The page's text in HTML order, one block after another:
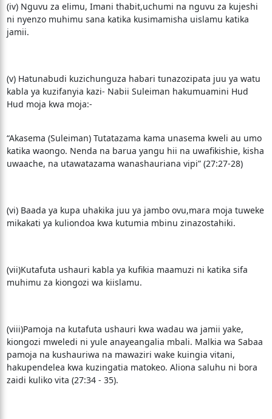
(iv) Nguvu za elimu, Imani thabit,uchumi na nguvu za kujeshi
ni nyenzo muhimu sana katika kusimamisha uislamu katika
jamii.
(v) Hatunabudi kuzichunguza habari tunazozipata juu ya watu
kabla ya kuzifanyia kazi- Nabii Suleiman hakumuamini Hud
Hud moja kwa moja:-
“Akasema (Suleiman) Tutatazama kama unasema kweli au umo
katika waongo. Nenda na barua yangu hii na uwafikishie, kisha
uwaache, na utawatazama wanashauriana vipi” (27:27-28)
(vi) Baada ya kupa uhakika juu ya jambo ovu,mara moja tuweke
mikakati ya kuliondoa kwa kutumia mbinu zinazostahiki.
(vii)Kutafuta ushauri kabla ya kufikia maamuzi ni katika sifa
muhimu za kiongozi wa kiislamu.
(viii)Pamoja na kutafuta ushauri kwa wadau wa jamii yake,
kiongozi mweledi ni yule anayeangalia mbali. Malkia wa Sabaa
pamoja na kushauriwa na mawaziri wake kuingia vitani,
hakupendelea kwa kuzingatia matokeo. Aliona saluhu ni bora
zaidi kuliko vita (27:34 - 35).